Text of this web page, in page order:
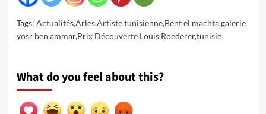
Tags: Actualités,Arles,Artiste tunisienne,Bent el machta,galerie
yosr ben ammar,Prix Découverte Louis Roederer,tunisie
What do you feel about this?